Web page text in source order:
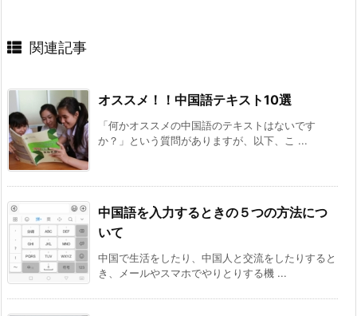
関連記事
オススメ！！中国語テキスト10選
「何かオススメの中国語のテキストはないです
か？」という質問がありますが、以下、こ ...
中国語を入力するときの５つの方法につ
いて
中国で生活をしたり、中国人と交流をしたりすると
き、メールやスマホでやりとりする機 ...